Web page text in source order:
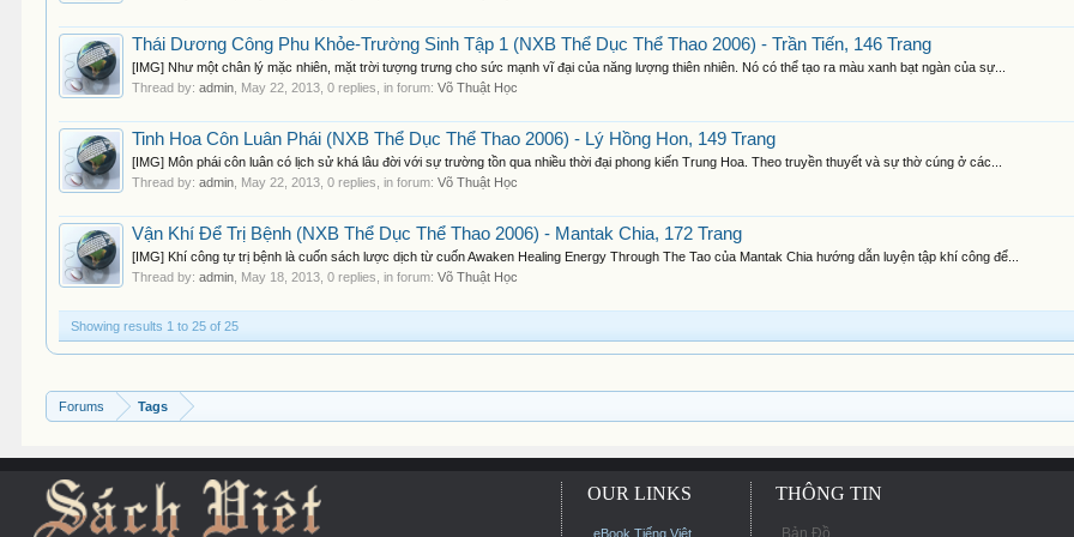
Thái Dương Công Phu Khỏe-Trường Sinh Tập 1 (NXB Thể Dục Thể Thao 2006) - Trần Tiến, 146 Trang
[IMG] Như một chân lý mặc nhiên, mặt trời tượng trưng cho sức mạnh vĩ đại của năng lượng thiên nhiên. Nó có thể tạo ra màu xanh bạt ngàn của sự...
Thread by:admin May 22, 2013 , 0 replies, in forum:Võ Thuật Học
Tinh Hoa Côn Luân Phái (NXB Thể Dục Thể Thao 2006) - Lý Hồng Hon, 149 Trang
[IMG] Môn phái côn luân có lịch sử khá lâu đời với sự trường tồn qua nhiều thời đại phong kiến Trung Hoa. Theo truyền thuyết và sự thờ cúng ở các...
Thread by:admin May 22, 2013 , 0 replies, in forum:Võ Thuật Học
Vận Khí Để Trị Bệnh (NXB Thể Dục Thể Thao 2006) - Mantak Chia, 172 Trang
[IMG] Khí công tự trị bệnh là cuốn sách lược dịch từ cuốn Awaken Healing Energy Through The Tao của Mantak Chia hướng dẫn luyện tập khí công để...
Thread by:admin May 18, 2013 , 0 replies, in forum:Võ Thuật Học
Showing results 1 to 25 of 25
Forums Tags
OUR LINKS
eBook Tiếng Việt
THÔNG TIN
Bản Đồ